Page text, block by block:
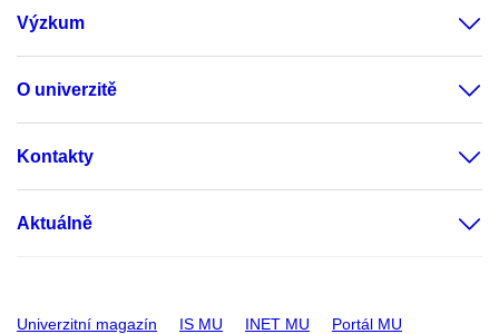
Výzkum
O univerzitě
Kontakty
Aktuálně
Univerzitní magazín IS MU INET MU Portál MU